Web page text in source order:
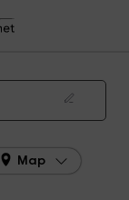
Map